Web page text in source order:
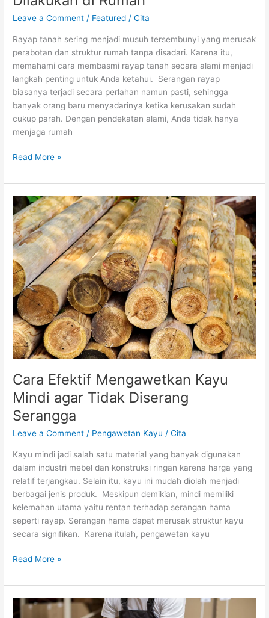
Leave a Comment / Featured /Cita
Rayap tanah sering menjadi musuh tersembunyi yang merusak
perabotan dan struktur rumah tanpa disadari. Karena itu,
memahami cara membasmi rayap tanah secara alami menjadi
langkah penting untuk Anda ketahui. Serangan rayap
biasanya terjadi secara perlahan namun pasti, sehingga
banyak orang baru menyadarinya ketika kerusakan sudah
cukup parah. Dengan pendekatan alami, Anda tidak hanya
menjaga rumah
Read More »
Cara Efektif Mengawetkan Kayu
Mindi agar Tidak Diserang
Serangga
Leave a Comment / Pengawetan Kayu /Cita
Kayu mindi jadi salah satu material yang banyak digunakan
dalam industri mebel dan konstruksi ringan karena harga yang
relatif terjangkau. Selain itu, kayu ini mudah diolah menjadi
berbagai jenis produk. Meskipun demikian, mindi memiliki
kelemahan utama yaitu rentan terhadap serangan hama
seperti rayap. Serangan hama dapat merusak struktur kayu
secara signifikan. Karena itulah, pengawetan kayu
Cara
Efektif
Mengawetkan
Kayu
Mindi
agar
Tidak
Diserang
Serangga
Read More »
Cara